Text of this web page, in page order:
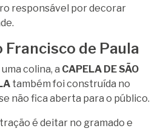
responsável por decorar
Francisco de Paula
colina, a CAPELA DE SÃO
também foi construída no
não fica aberta para o público.
é deitar no gramado e